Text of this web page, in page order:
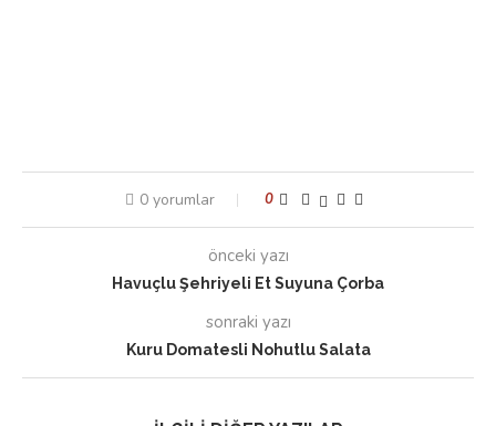
0 yorumlar 0
önceki yazı
Havuçlu Şehriyeli Et Suyuna Çorba
sonraki yazı
Kuru Domatesli Nohutlu Salata